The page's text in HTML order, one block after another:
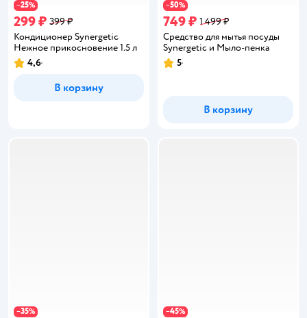
−25%
299 ₽ 399 ₽
Кондиционер Synergetic
Нежное прикосновение 1.5 л
Рейтинг:
4,6
В корзину
−50%
749 ₽ 1 499 ₽
Средство для мытья посуды
Synergetic и Мыло-пенка
Рейтинг:
5
В корзину
−35% −45%